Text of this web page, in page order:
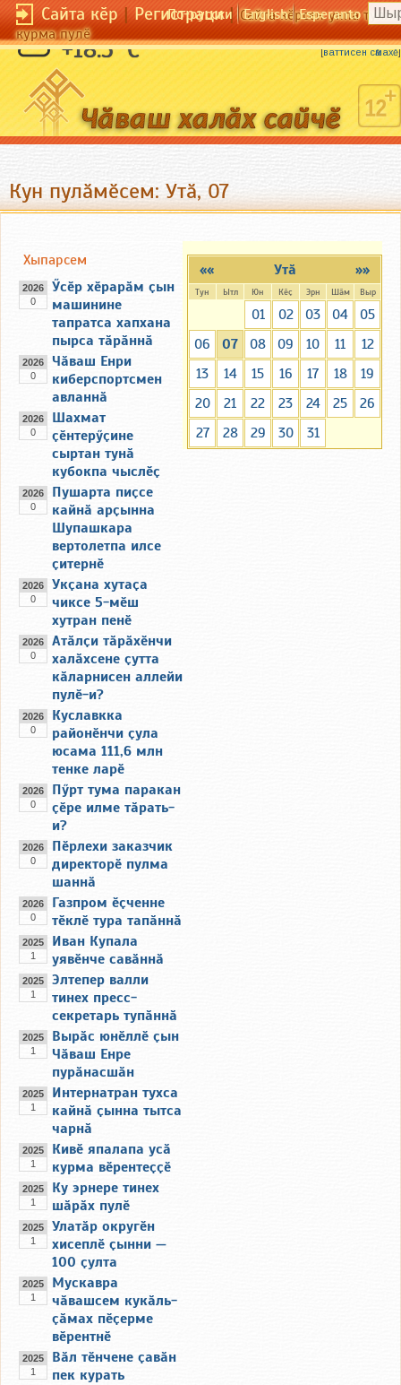
Сайта кӗр|Регистраци|Сайта кӗрсен унпа
курма пулӗ
По-русски English Esperanto
+18.5 °C Ҫӑкӑртан асли ҫук.
[ваттисен сӑмахӗ]
Кун пулӑмӗсем: Утӑ, 07
»»
«« Утӑ
Тун Ытл Юн Кӗҫ Эрн Шӑм Выр
01 02 03 04
05
06
07 08 09 10 11
12
13
14 15 16 17 18
19
20
21 22 23 24 25
26
27
28 29 30 31
Хыпарсем
2026
0
Ӳсӗр хӗрарӑм ҫын
машинине
тапратса хапхана
пырса тӑрӑннӑ
2026
0
Чӑваш Енри
киберспортсмен
авланнӑ
2026
0
Шахмат
ҫӗнтерӳҫине
сыртан тунӑ
кубокпа чыслӗҫ
2026
0
Пушарта пиҫсе
кайнӑ арҫынна
Шупашкара
вертолетпа илсе
ҫитернӗ
2026
0
Укҫана хутаҫа
чиксе 5-мӗш
хутран пенӗ
2026
0
Атӑлҫи тӑрӑхӗнчи
халӑхсене ҫутта
кӑларнисен аллейи
пулӗ-и?
2026
0
Куславкка
районӗнчи ҫула
юсама 111,6 млн
тенке ларӗ
2026
0
Пӳрт тума паракан
ҫӗре илме тӑрать-
и?
2026
0
Пӗрлехи заказчик
директорӗ пулма
шаннӑ
2026
0
Газпром ӗҫченне
тӗклӗ тура тапӑннӑ
2025
1
Иван Купала
уявӗнче савӑннӑ
2025
1
Элтепер валли
тинех пресс-
секретарь тупӑннӑ
2025
1
Вырӑс юнӗллӗ ҫын
Чӑваш Енре
пурӑнасшӑн
2025
1
Интернатран тухса
кайнӑ ҫынна тытса
чарнӑ
2025
1
Кивӗ япалапа усӑ
курма вӗрентеҫҫӗ
2025
1
Ку эрнере тинех
шӑрӑх пулӗ
2025
1
Улатӑр округӗн
хисеплӗ ҫынни —
100 ҫулта
2025
1
Мускавра
чӑвашсем кукӑль-
ҫӑмах пӗҫерме
вӗрентнӗ
2025
1
Вӑл тӗнчене ҫавӑн
пек курать